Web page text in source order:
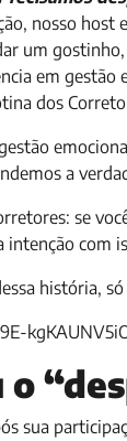
nosso
um gostinho,
em
dos
a
se
com
história,
o
sua